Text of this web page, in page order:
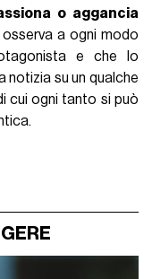
o aggancia
osserva a ogni modo
e che lo
su un qualche
cui ogni tanto si può